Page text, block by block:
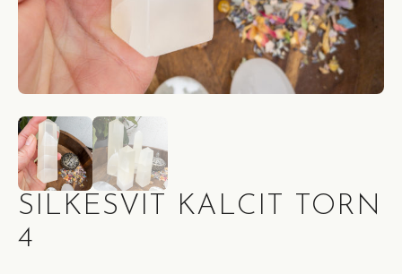
SILKESVIT KALCIT TORN
4